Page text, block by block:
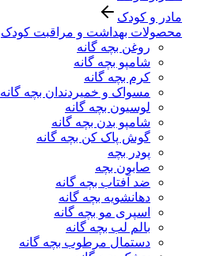
مادر و کودک
محصولات بهداشت و مراقبت کودک
روغن بچه گانه
شامپو بچه گانه
کرم بچه گانه
مسواک و خمیردندان بچه گانه
لوسیون بچه گانه
شامپو بدن بچه گانه
گوش پاک کن بچه گانه
پودر بچه
صابون بچه
ضد آفتاب بچه گانه
دهانشویه بچه گانه
اسپری مو بچه گانه
بالم لب بچه گانه
دستمال مرطوب بچه گانه